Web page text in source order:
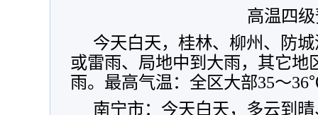
高温四
今天白天，桂林、柳州、防
或雷雨、局地中到大雨，其它地
雨。最高气温：全区大部35～
南宁市：今天白天，多云到